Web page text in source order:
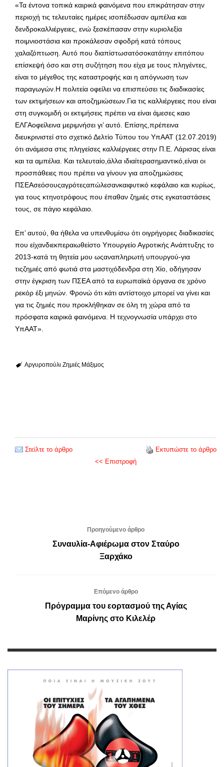
«Τα έντονα τοπικά καιρικά φαινόμενα που επικράτησαν στην
περιοχή τις τελευταίες ημέρες ισοπέδωσαν αμπέλια και
δενδροκαλλιέργειες, ενώ ξεσκέπασαν στην κυριολεξία
ποιμνιοστάσια και προκάλεσαν σφοδρή κατά τόπους
χαλαζόπτωση. Αυτό που διαπίστωσατόσοκατάτην επιτόπου
επίσκεψή όσο και στη συζήτηση που είχα με τους πληγέντες,
είναι το μέγεθος της καταστροφής και η απόγνωση των
παραγωγών.Η πολιτεία οφείλει να επισπεύσει τις διαδικασίες
των εκτιμήσεων και αποζημιώσεων.Για τις καλλιέργειες που είναι
στη συγκομιδή οι εκτιμήσεις πρέπει να είναι άμεσες καιο
ΕΛΓΑοφείλεινα μεριμνήσει γι’ αυτό. Επίσης,πρέπεινα
διευκρινιστεί στο σχετικό Δελτίο Τύπου του ΥπΑΑΤ (12.07.2019)
ότι ανάμεσα στις πληγείσες καλλιέργειες στην Π.Ε. Λάρισας είναι
και τα αμπέλια. Και τελευταίο,άλλα ιδιαίτερασημαντικό,είναι οι
προσπάθειες που πρέπει να γίνουν για αποζημιώσεις
ΠΣΕΑσεόσουςαγρότεςαπώλεσανκαιφυτικό κεφάλαιο και κυρίως,
για τους κτηνοτρόφους που έπαθαν ζημιές στις εγκαταστάσεις
τους, σε πάγιο κεφάλαιο.
Επ’ αυτού, θα ήθελα να υπενθυμίσω ότι οιγρήγορες διαδικασίες
που είχανδιεκπεραιωθείστο Υπουργείο Αγροτικής Ανάπτυξης το
2013-κατά τη θητεία μου ωςαναπληρωτή υπουργού-για
τιςζημιές από φωτιά στα μαστιχόδενδρα στη Χίο, οδήγησαν
στην έγκριση των ΠΣΕΑ από τα ευρωπαϊκά όργανα σε χρόνο
ρεκόρ έξι μηνών. Φρονώ ότι κάτι αντίστοιχο μπορεί να γίνει και
για τις ζημιές που προκλήθηκαν σε όλη τη χώρα από τα
πρόσφατα καιρικά φαινόμενα. Η τεχνογνωσία υπάρχει στο
ΥπΑΑΤ».
Αργυροπούλι Ζημιές Μάξιμος
Στείλτε το άρθρο
Εκτυπώστε το άρθρο
<< Επιστροφή
Προηγούμενο άρθρο
Συναυλία-Αφιέρωμα στον Σταύρο
Ξαρχάκο
Επόμενο άρθρο
Πρόγραμμα του εορτασμού της Αγίας
Μαρίνης στο Κιλελέρ